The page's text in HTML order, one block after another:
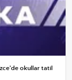
okullar tatil